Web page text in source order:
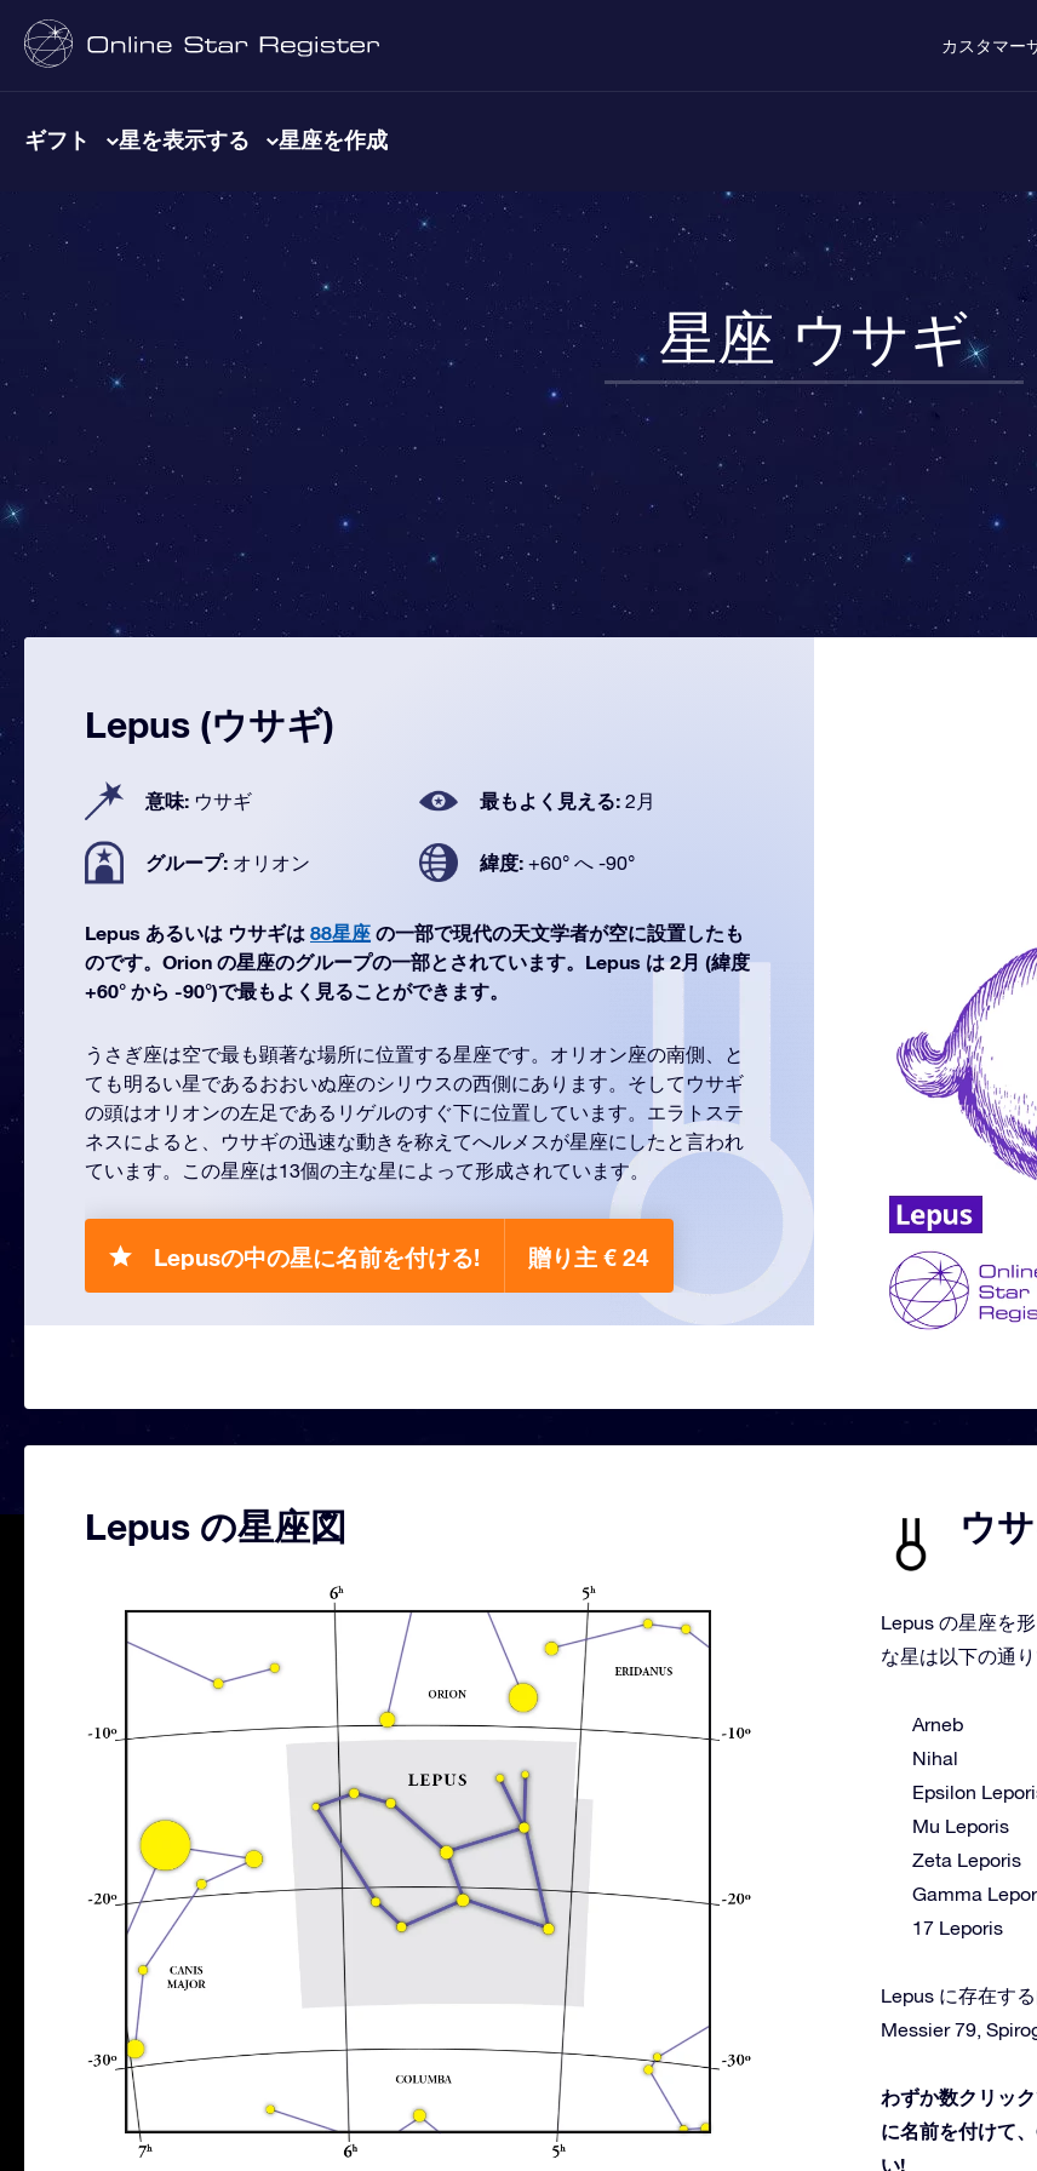
カスタマー
ギフト 星を表示する 星座を作成
星座 ウサギ
Lepus (ウサギ)
意味: ウサギ 最もよく見える: 2月
グループ: オリオン 緯度: +60° へ -90°
Lepus あるいは ウサギは 88星座 の一部で現代の天文学者が空に設置したも
のです。Orion の星座のグループの一部とされています。Lepus は 2月 (緯度
+60° から -90°)で最もよく見ることができます。
うさぎ座は空で最も顕著な場所に位置する星座です。オリオン座の南側、と
ても明るい星であるおおいぬ座のシリウスの西側にあります。そしてウサギ
の頭はオリオンの左足であるリゲルのすぐ下に位置しています。エラトステ
ネスによると、ウサギの迅速な動きを称えてへルメスが星座にしたと言われ
ています。この星座は13個の主な星によって形成されています。
Lepusの中の星に名前を付ける! 贈り主 € 24
Lepus の星座図 ウ
Lepus の星座を
な星は以下の通り
Arneb
Nihal
Epsilon
Mu Leporis
Zeta Leporis
Gamma
17 Leporis
Lepus に存在す
Messier 79,
わずか数クリッ
に名前を付けて
い!